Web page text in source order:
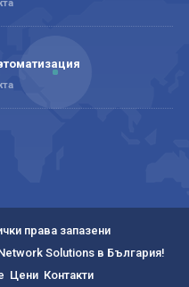
права запазени
Solutions в България!
Цени Контакти